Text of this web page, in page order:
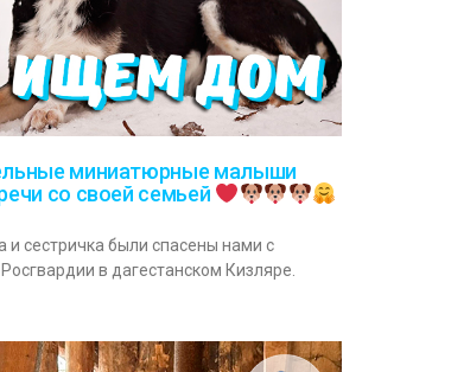
миниатюрные малыши
со своей семьей
и сестричка были спасены нами с
в дагестанском Кизляре.